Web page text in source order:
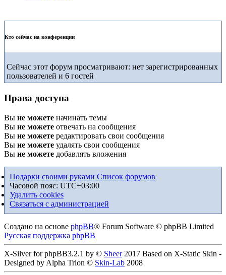
Кто сейчас на конференции
Сейчас этот форум просматривают: нет зарегистрированных
пользователей и 6 гостей
Права доступа
Вы не можете начинать темы
Вы не можете отвечать на сообщения
Вы не можете редактировать свои сообщения
Вы не можете удалять свои сообщения
Вы не можете добавлять вложения
Подарки своими руками Список форумов
Часовой пояс: UTC+03:00
Удалить cookies
Связаться с администрацией
Создано на основе phpBB® Forum Software © phpBB Limited
Русская поддержка phpBB
X-Silver for phpBB3.2.1 by © Sheer2017 Based on X-Static Skin -
Designed by Alpha Trion © Skin-Lab 2008